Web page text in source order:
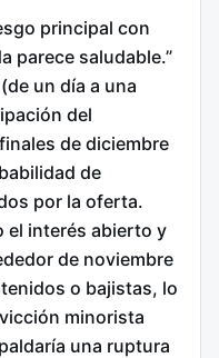
principal con
parece saludable.”
un día a una
del
de diciembre
de
por la oferta.
el interés abierto y
de noviembre
o bajistas, lo
minorista
una ruptura